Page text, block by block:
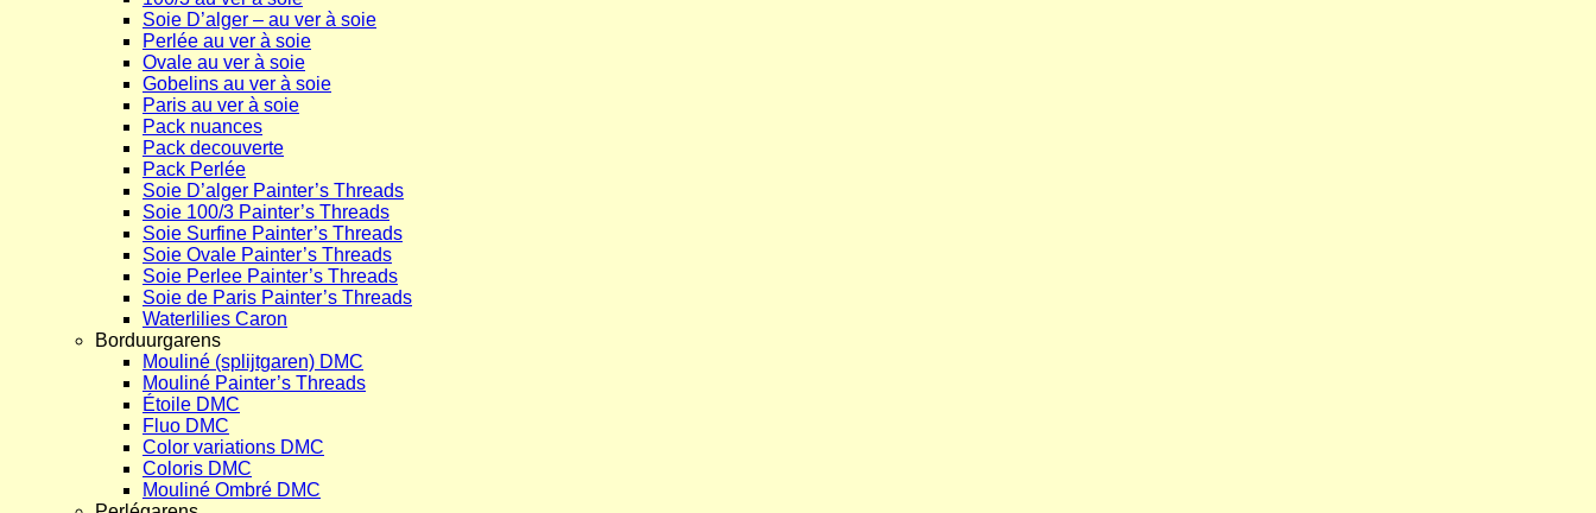
Soie D’alger – au ver à soie
Perlée au ver à soie
Ovale au ver à soie
Gobelins au ver à soie
Paris au ver à soie
Pack nuances
Pack decouverte
Pack Perlée
Soie D’alger Painter’s Threads
Soie 100/3 Painter’s Threads
Soie Surfine Painter’s Threads
Soie Ovale Painter’s Threads
Soie Perlee Painter’s Threads
Soie de Paris Painter’s Threads
Waterlilies Caron
Borduurgarens
Mouliné (splijtgaren) DMC
Mouliné Painter’s Threads
Étoile DMC
Fluo DMC
Color variations DMC
Coloris DMC
Mouliné Ombré DMC